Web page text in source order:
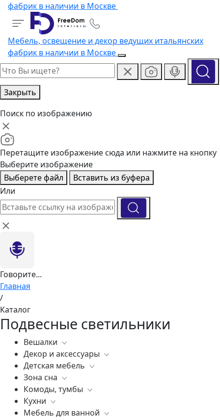
фабрик в наличии в Москве
Мебель, освещение и декор ведущих итальянских
фабрик в наличии в Москве
Закрыть
Поиск по изображению
Перетащите изображение сюда или нажмите на кнопку
Выберите изображение
Выберете файл
Вставить из буфера
Или
Говорите...
Главная
/
Каталог
Подвесные светильники
Вешалки
Все
Декор и аксессуары
Все
Вазы
Элитные зеркала
Ковры
Статуэтки
Детская мебель
Все
Комоды, тумбы
Зеркала
Освещение
Зона сна
Все
Постельное белье
Матрасы
Комоды, тумбы
Все
Бары
Кухни
Все
Мебель для ванной